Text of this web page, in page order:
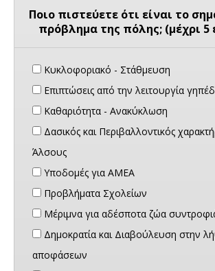
Ποιο πιστεύετε ότι είναι το
πρόβλημα της πόλης; (μέχρι 5
Κυκλοφοριακό - Στάθμευση
Επιπτώσεις από την λειτουργία
Καθαριότητα - Ανακύκλωση
Δασικός και Περιβαλλοντικός
Άλσους
Υποδομές για ΑΜΕΑ
Προβλήματα Σχολείων
Μέριμνα για αδέσποτα ζώα
Δημοκρατία και Διαβούλευση στην
αποφάσεων